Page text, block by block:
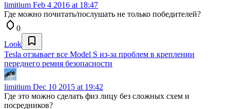
limitium Feb 4 2016 at 18:47
Где можно почитать/послушать не только победителей?
0
Look
Tesla отзывает все Model S из-за проблем в креплении
переднего ремня безопасности
limitium Dec 10 2015 at 19:42
Где это можно сделать физ лицу без сложных схем и
посредников?